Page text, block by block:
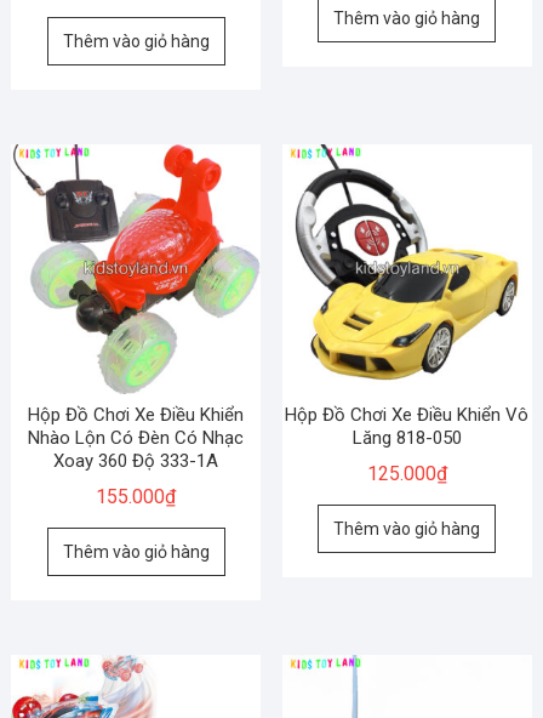
Thêm vào giỏ hàng
Thêm vào giỏ hàng
Hộp Đồ Chơi Xe Điều Khiển
Nhào Lộn Có Đèn Có Nhạc
Xoay 360 Độ 333-1A
155.000₫
Thêm vào giỏ hàng
Hộp Đồ Chơi Xe Điều Khiển Vô
Lăng 818-050
125.000₫
Thêm vào giỏ hàng